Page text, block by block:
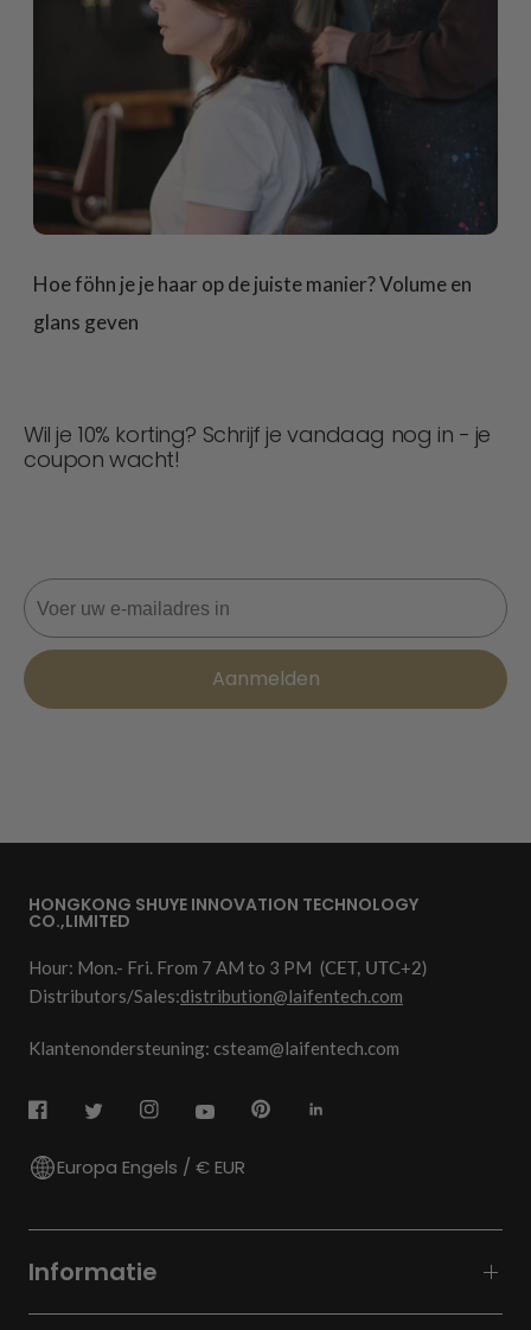
Hoe föhn je je haar op de juiste manier? Volume en
glans geven
Wil je 10% korting? Schrijf je vandaag nog in - je
coupon wacht!
E-mail
Aanmelden
HONGKONG SHUYE INNOVATION TECHNOLOGY
CO.,LIMITED
Hour: Mon.- Fri. From 7 AM to 3 PM (CET, UTC+2)
Distributors/Sales:distribution@laifentech.com
Klantenondersteuning: csteam@laifentech.com
Europa Engels / € EUR
Informatie